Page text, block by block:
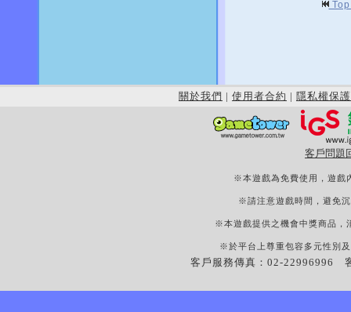
關於我們 | 使用者合約 | 隱私權保護
客戶問題
※本遊戲為免費使用，遊戲
※請注意遊戲時間，避免
※本遊戲提供之機會中獎商品，
※於平台上尊重包容多元性別
客戶服務傳真：02-22996996